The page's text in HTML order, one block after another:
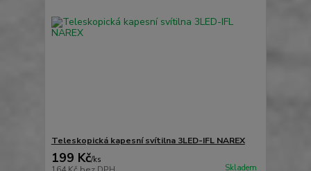
Teleskopická kapesní svítilna 3LED-IFL NAREX
199 Kč/ks
Skladem